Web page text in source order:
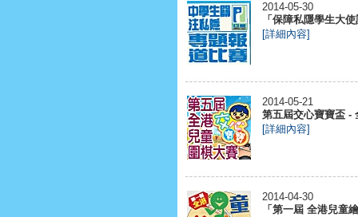
2014-05-30
「保障私隱學生大
[詳細內容]
2014-05-21
第五屆交心寶寶盃 -
[詳細內容]
2014-04-30
「第一屆 全港兒童